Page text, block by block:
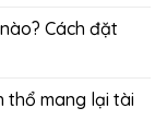
Cách đặt
thổ mang lại tài